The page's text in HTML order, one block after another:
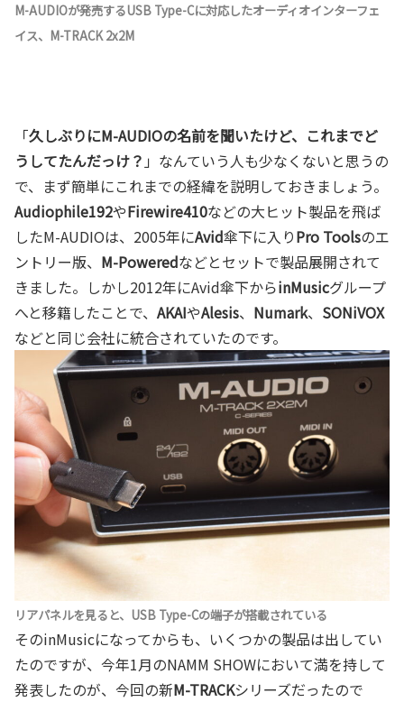
M-AUDIOが発売するUSB Type-Cに対応したオーディオインターフェ
イス、M-TRACK 2x2M
「久しぶりにM-AUDIOの名前を聞いたけど、これまでど
うしてたんだっけ？ 」なんていう人も少なくないと思うの
で、まず簡単にこれまでの経緯を説明しておきましょう。
Audiophile192やFirewire410などの大ヒット製品を飛ば
したM-AUDIOは、2005年にAvid傘下に入りPro Toolsのエ
ントリー版、 M-Poweredなどとセットで製品展開されて
きました。しかし2012年にAvid傘下からinMusicグループ
へと移籍したことで、 AKAIやAlesis、 Numark、 SONiVOX
などと同じ会社に統合されていたのです。
リアパネルを見ると、USB Type-Cの端子が搭載されている
そのinMusicになってからも、いくつかの製品は出してい
たのですが、今年1月のNAMM SHOWにおいて満を持して
発表したのが、今回の新M-TRACKシリーズだったので